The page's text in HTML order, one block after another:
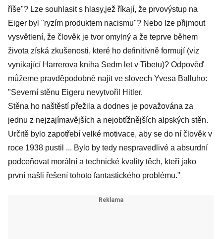
říše"? Lze souhlasit s hlasy,jež říkají, že prvovýstup na
Eiger byl "ryzím produktem nacismu"? Nebo lze přijmout
vysvětlení, že člověk je tvor omylný a že teprve během
života získá zkušenosti, které ho definitivně formují (viz
vynikající Harrerova kniha Sedm let v Tibetu)? Odpověď
můžeme pravděpodobně najít ve slovech Yvesa Balluho:
"Severní stěnu Eigeru nevytvořil Hitler.
Stěna ho naštěstí přežila a dodnes je považována za
jednu z nejzajímavějších a nejobtížnějších alpských stěn.
Určitě bylo zapotřebí velké motivace, aby se do ní člověk v
roce 1938 pustil ... Bylo by tedy nespravedlivé a absurdní
podceňovat morální a technické kvality těch, kteří jako
první našli řešení tohoto fantastického problému."